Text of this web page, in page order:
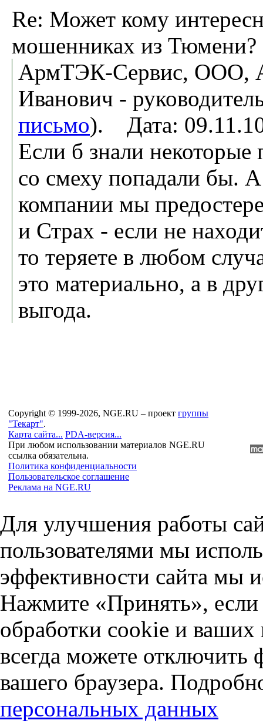
Re: Может кому
мошенниках из Тюмени?
АрмТЭК-Сервис, ООО,
Иванович -
письмо). Дата:
Если б знали некоторые
со смеху попадали бы.
компании мы
и Страх - если не
то теряете в любом
это материально, а в
выгода.
Copyright © 1999-2026, NGE.RU – проект группы
"Текарт".
Карта сайта... PDA-версия...
При любом использовании материалов NGE.RU
ссылка обязательна.
Политика конфиденциальности
Пользовательское соглашение
Реклама на NGE.RU
Для улучшения работы
пользователями мы
эффективности сайта мы
Нажмите «Принять», если
обработки cookie и
всегда можете отключить
вашего браузера.
персональных данных